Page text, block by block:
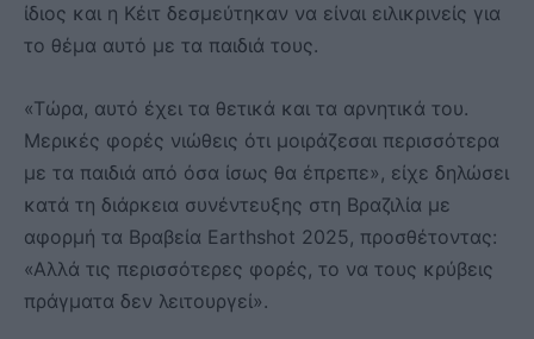
ίδιος και η Κέιτ δεσμεύτηκαν να είναι ειλικρινείς για
το θέμα αυτό με τα παιδιά τους.
«Τώρα, αυτό έχει τα θετικά και τα αρνητικά του.
Μερικές φορές νιώθεις ότι μοιράζεσαι περισσότερα
με τα παιδιά από όσα ίσως θα έπρεπε», είχε δηλώσει
κατά τη διάρκεια συνέντευξης στη Βραζιλία με
αφορμή τα Βραβεία Earthshot 2025, προσθέτοντας:
«Αλλά τις περισσότερες φορές, το να τους κρύβεις
πράγματα δεν λειτουργεί».